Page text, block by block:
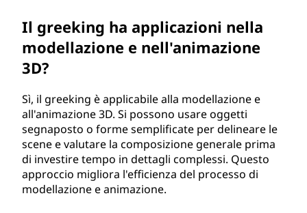
Il greeking ha applicazioni nella
modellazione e nell'animazione
3D?
Sì, il greeking è applicabile alla modellazione e
all'animazione 3D. Si possono usare oggetti
segnaposto o forme semplificate per delineare le
scene e valutare la composizione generale prima
di investire tempo in dettagli complessi. Questo
approccio migliora l'efficienza del processo di
modellazione e animazione.